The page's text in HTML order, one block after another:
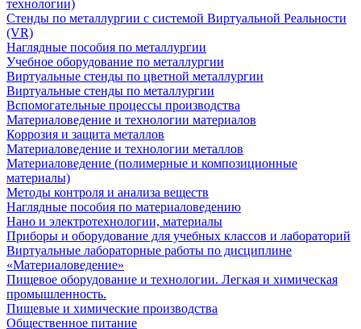
технологии)
Cтенды по металлургии с системой Виртуальной Реальности
(VR)
Наглядные пособия по металлургии
Учебное оборудование по металлургии
Виртуальные стенды по цветной металлургии
Виртуальные стенды по металлургии
Вспомогательные процессы производства
Материаловедение и технологии материалов
Коррозия и защита металлов
Материаловедение и технологии металлов
Материаловедение (полимерные и композиционные
материалы)
Методы контроля и анализа веществ
Наглядные пособия по материаловедению
Нано и электротехнологии, материалы
Приборы и оборудование для учебных классов и лабораторий
Виртуальные лабораторные работы по дисциплине
«Материаловедение»
Пищевое оборудование и технологии. Легкая и химическая
промышленность.
Пищевые и химические производства
Общественное питание